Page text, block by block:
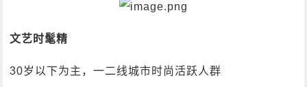
文艺时髦精
30岁以下为主，一二线城市时尚活跃人群